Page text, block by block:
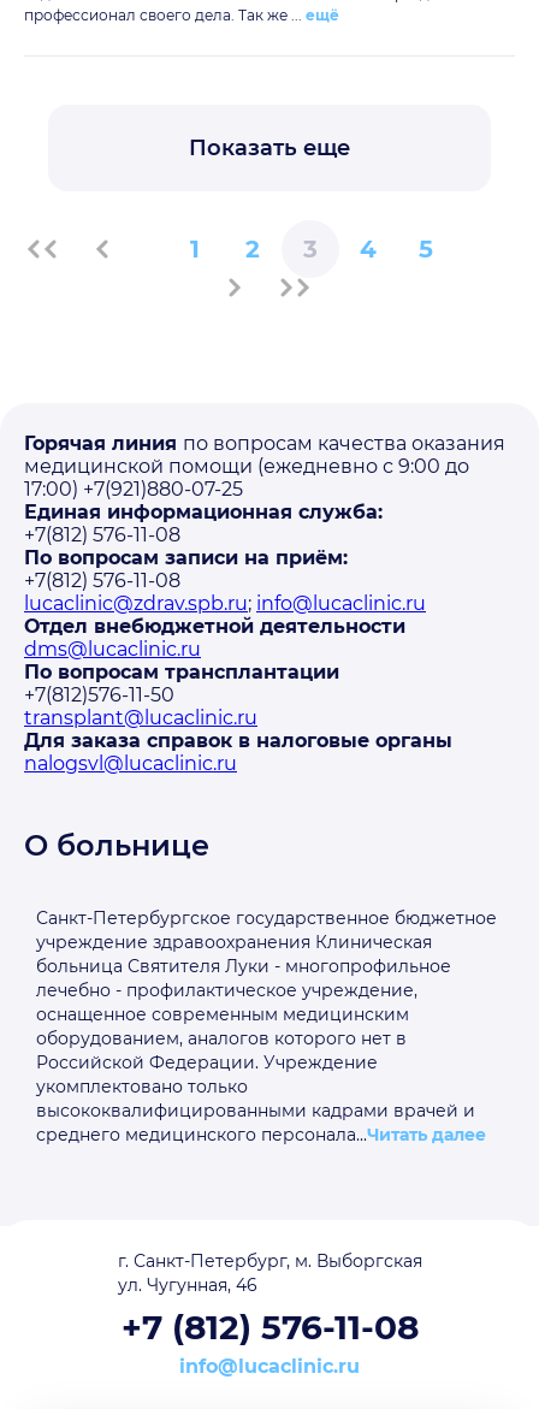
профессионал своего дела. Так же ... ещё
Показать еще
1 2 3 4 5
Горячая линия по вопросам качества оказания
медицинской помощи (ежедневно с 9:00 до
17:00) +7(921)880-07-25
Единая информационная служба:
+7(812) 576-11-08
По вопросам записи на приём:
+7(812) 576-11-08
lucaclinic@zdrav.spb.ru; info@lucaclinic.ru
Отдел внебюджетной деятельности
dms@lucaclinic.ru
По вопросам трансплантации
+7(812)576-11-50
transplant@lucaclinic.ru
Для заказа справок в налоговые органы
nalogsvl@lucaclinic.ru
О больнице
Санкт-Петербургское государственное бюджетное
учреждение здравоохранения Клиническая
больница Святителя Луки - многопрофильное
лечебно - профилактическое учреждение,
оснащенное современным медицинским
оборудованием, аналогов которого нет в
Российской Федерации. Учреждение
укомплектовано только
высококвалифицированными кадрами врачей и
среднего медицинского персонала...Читать далее
г. Санкт-Петербург, м. Выборгская
ул. Чугунная, 46
+7 (812) 576-11-08
info@lucaclinic.ru